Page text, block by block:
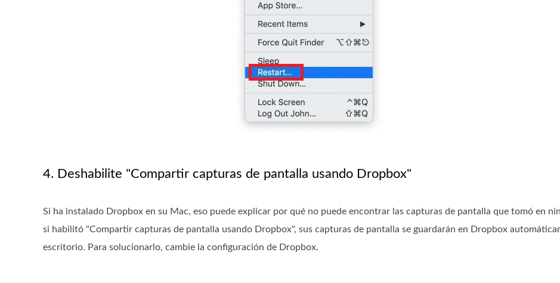
4. Deshabilite "Compartir capturas de pantalla usando Dropbox"
Si ha instalado Dropbox en su Mac, eso puede explicar por qué no puede encontrar las capturas de pantalla que tomó en
si habilitó "Compartir capturas de pantalla usando Dropbox", sus capturas de pantalla se guardarán en Dropbox
escritorio. Para solucionarlo, cambie la configuración de Dropbox.